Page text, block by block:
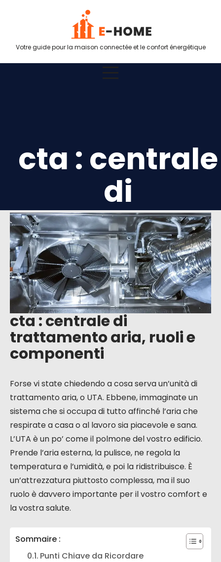
Votre guide pour la maison connectée et le confort énergétique
cta : centrale
di
trattamento
aria, ruoli e
componenti
cta : centrale di
trattamento aria, ruoli e
componenti
Forse vi state chiedendo a cosa serva un’unità di
trattamento aria, o UTA. Ebbene, immaginate un
sistema che si occupa di tutto affinché l’aria che
respirate a casa o al lavoro sia piacevole e sana.
L’UTA è un po’ come il polmone del vostro edificio.
Prende l’aria esterna, la pulisce, ne regola la
temperatura e l’umidità, e poi la ridistribuisce. È
un’attrezzatura piuttosto complessa, ma il suo
ruolo è davvero importante per il vostro comfort e
la vostra salute.
Sommaire :
Punti Chiave da Ricordare